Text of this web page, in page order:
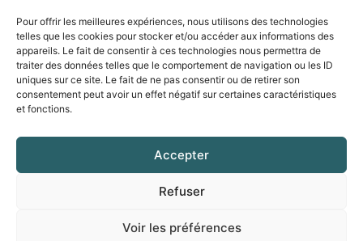
Pour offrir les meilleures expériences, nous utilisons des technologies
telles que les cookies pour stocker et/ou accéder aux informations des
appareils. Le fait de consentir à ces technologies nous permettra de
traiter des données telles que le comportement de navigation ou les ID
uniques sur ce site. Le fait de ne pas consentir ou de retirer son
consentement peut avoir un effet négatif sur certaines caractéristiques
et fonctions.
Accepter
Refuser
Voir les préférences
Rhône